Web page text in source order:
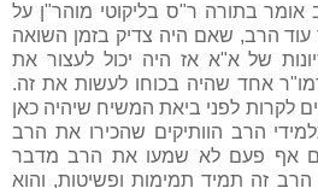
בתורה ר"ס בליקוטי מוהר"ן על
עוד הרב, שאם היה צדיק בזמן השואה
של א"א אז היה יכול לעצור את
אחד שהיה בכוחו לעשות את זה.
לקרות לפני ביאת המשיח שיהיה כאן
הרב הוותיקים שהכירו את הרב
שהם אף פעם לא שמעו את הרב מדבר
זה תמיד תמימות ופשיטות, והוא